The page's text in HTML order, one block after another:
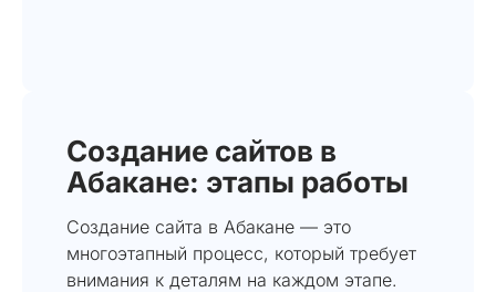
Создание сайтов в
Абакане: этапы работы
Создание сайта в Абакане — это
многоэтапный процесс, который требует
внимания к деталям на каждом этапе.